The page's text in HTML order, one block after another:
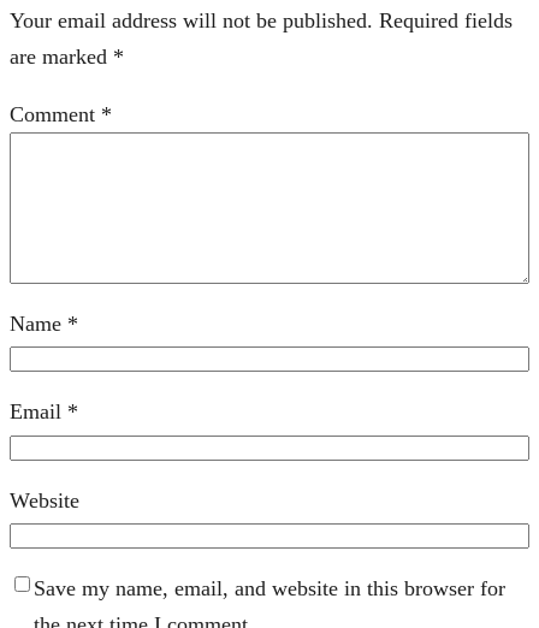
Your email address will not be published. Required fields
are marked *
Comment *
Name *
Email *
Website
Save my name, email, and website in this browser for